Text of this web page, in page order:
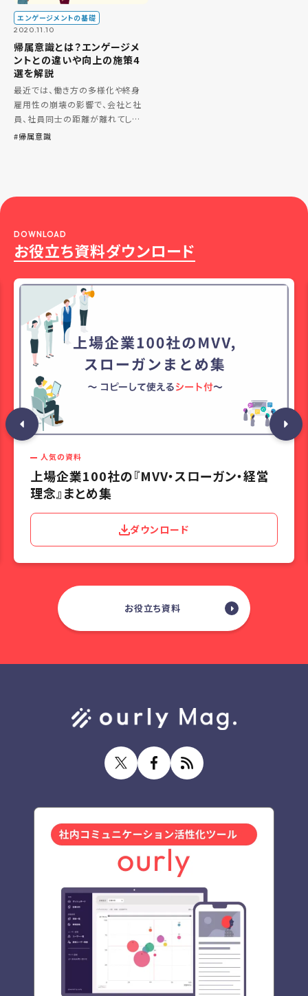
エンゲージメントの基礎
2020.11.10
帰属意識とは？エンゲージメ
ントとの違いや向上の施策4
選を解説
最近では、働き方の多様化や終身
雇用性の崩壊の影響で、会社と社
員、社員同士の距離が離れてしま
い、帰属意識が薄れてきています。
帰属意識
お役立ち資料ダウンロード
DOWNLOAD
人気の資料
上場企業100社の『MVV・スローガン・経営
理念』まとめ集
ダウンロード
お役立ち資料